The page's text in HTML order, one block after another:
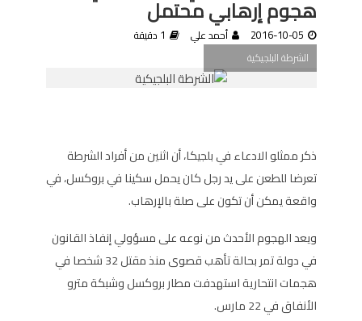
هجوم إرهابي محتمل
2016-10-05 أحمد علي
1 دقيقة
الشرطة البلجيكية
ذكر ممثلو الادعاء في بلجيكا، أن اثنين من أفراد الشرطة
تعرضا للطعن على يد رجل كان يحمل سكينا في بروكسل، في
واقعة يمكن أن تكون على صلة بالإرهاب.
ويعد الهجوم الأحدث من نوعه على مسؤولي إنفاذ القانون
في دولة تمر بحالة تأهب قصوى منذ مقتل 32 شخصا في
هجمات انتحارية استهدفت مطار بروكسل وشبكة مترو
الأنفاق في 22 مارس.